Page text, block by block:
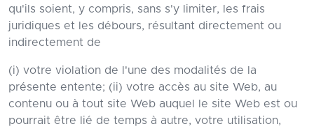
qu'ils soient, y compris, sans s'y limiter, les frais
juridiques et les débours, résultant directement ou
indirectement de
(i) votre violation de l'une des modalités de la
présente entente; (ii) votre accès au site Web, au
contenu ou à tout site Web auquel le site Web est ou
pourrait être lié de temps à autre, votre utilisation,